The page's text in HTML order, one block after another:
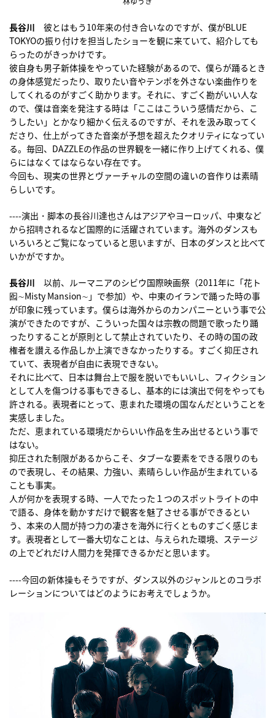
長谷川 彼とはもう10年来の付き合いなのですが、僕がBLUE
TOKYOの振り付けを担当したショーを観に来ていて、紹介しても
らったのがきっかけです。
彼自身も男子新体操をやっていた経験があるので、僕らが踊るとき
の身体感覚だったり、取りたい音やテンポを外さない楽曲作りを
してくれるのがすごく助かります。それに、すごく勘がいい人な
ので、僕は音楽を発注する時は「ここはこういう感情だから、こ
うしたい」とかなり細かく伝えるのですが、それを汲み取ってく
ださり、仕上がってきた音楽が予想を超えたクオリティになってい
る。毎回、DAZZLEの作品の世界観を一緒に作り上げてくれる、僕
らにはなくてはならない存在です。
今回も、現実の世界とヴァーチャルの空間の違いの音作りは素晴
らしいです。
----演出・脚本の長谷川達也さんはアジアやヨーロッパ、中東など
から招聘されるなど国際的に活躍されています。海外のダンスも
いろいろとご覧になっていると思いますが、日本のダンスと比べて
いかがですか。
長谷川 以前、ルーマニアのシビウ国際映画祭（2011年に「花ト
囮∼Misty Mansion∼」で参加）や、中東のイランで踊った時の事
が印象に残っています。僕らは海外からのカンパニーという事で公
演ができたのですが、こういった国々は宗教の問題で歌ったり踊
ったりすることが原則として禁止されていたり、その時の国の政
権者を讃える作品しか上演できなかったりする。すごく抑圧され
ていて、表現者が自由に表現できない。
それに比べて、日本は舞台上で服を脱いでもいいし、フィクション
として人を傷つける事もできるし、基本的には演出で何をやっても
許される。表現者にとって、恵まれた環境の国なんだということを
実感しました。
ただ、恵まれている環境だからいい作品を生み出せるという事で
はない。
抑圧された制限があるからこそ、タブーな要素をできる限りのも
ので表現し、その結果、力強い、素晴らしい作品が生まれている
ことも事実。
人が何かを表現する時、一人でたった１つのスポットライトの中
で語る、身体を動かすだけで観客を魅了させる事ができるとい
う、本来の人間が持つ力の凄さを海外に行くとものすごく感じま
す。表現者として一番大切なことは、与えられた環境、ステージ
の上でどれだけ人間力を発揮できるかだと思います。
----今回の新体操もそうですが、ダンス以外のジャンルとのコラボ
レーションについてはどのようにお考えでしょうか。